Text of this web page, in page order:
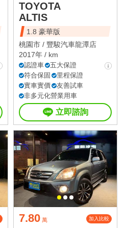
TOYOTA
ALTIS
1.8 豪華版
桃園市 / 豐駿汽車龍潭店
2017年 / km
認證車
五大保證
符合保固
里程保證
實車實價
友善試車
非多元化營業用車
立即諮詢
7.80 萬 加入比較